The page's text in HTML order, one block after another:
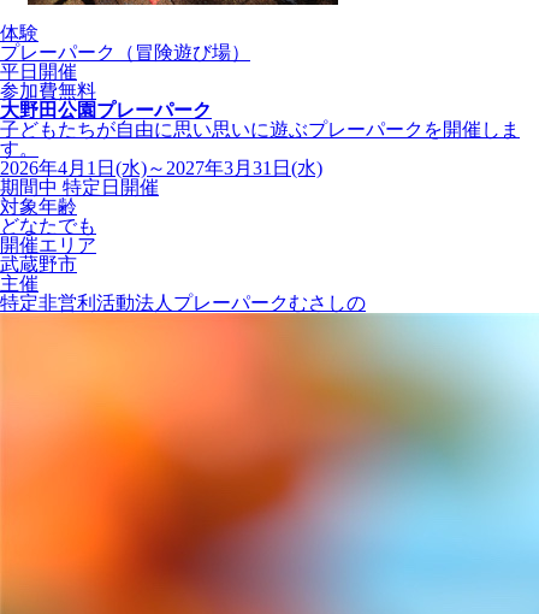
体験
プレーパーク（冒険遊び場）
平日開催
参加費無料
大野田公園プレーパーク
子どもたちが自由に思い思いに遊ぶプレーパークを開催しま
す。
2026年4月1日(水)～2027年3月31日(水)
期間中 特定日開催
対象年齢
どなたでも
開催エリア
武蔵野市
主催
特定非営利活動法人プレーパークむさしの